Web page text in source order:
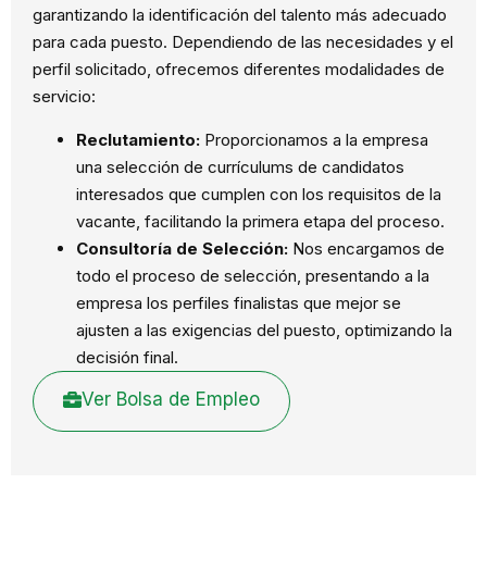
garantizando la identificación del talento más adecuado
para cada puesto. Dependiendo de las necesidades y el
perfil solicitado, ofrecemos diferentes modalidades de
servicio:
Reclutamiento: Proporcionamos a la empresa
una selección de currículums de candidatos
interesados que cumplen con los requisitos de la
vacante, facilitando la primera etapa del proceso.
Consultoría de Selección: Nos encargamos de
todo el proceso de selección, presentando a la
empresa los perfiles finalistas que mejor se
ajusten a las exigencias del puesto, optimizando la
decisión final.
Ver Bolsa de Empleo